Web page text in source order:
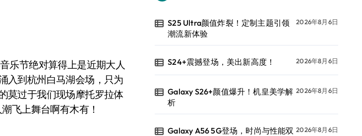
入到杭州白马湖会场，只为
莫过于我们现场摩托罗拉体
飞上舞台啊有木有！
S25 Ultra颜值炸裂！定制主题引领
潮流新体验
2026年8月6日
S24+震撼登场，美出新高度！ 2026年8月6日
Galaxy S26+颜值爆升！机皇美学解
析
2026年8月6日
Galaxy A56 5G登场，时尚与性能双 2026年8月6日